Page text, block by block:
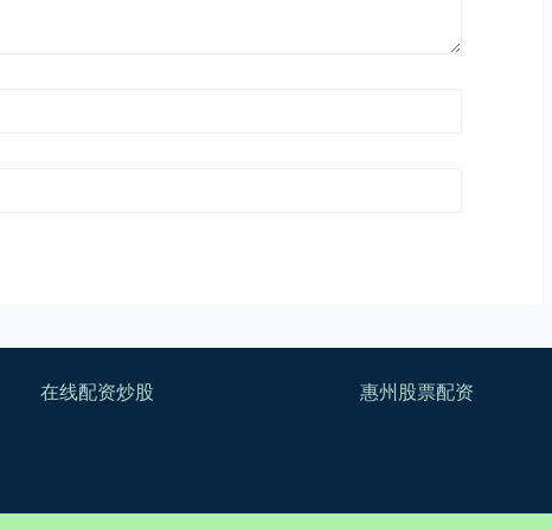
在线配资炒股 惠州股票配资